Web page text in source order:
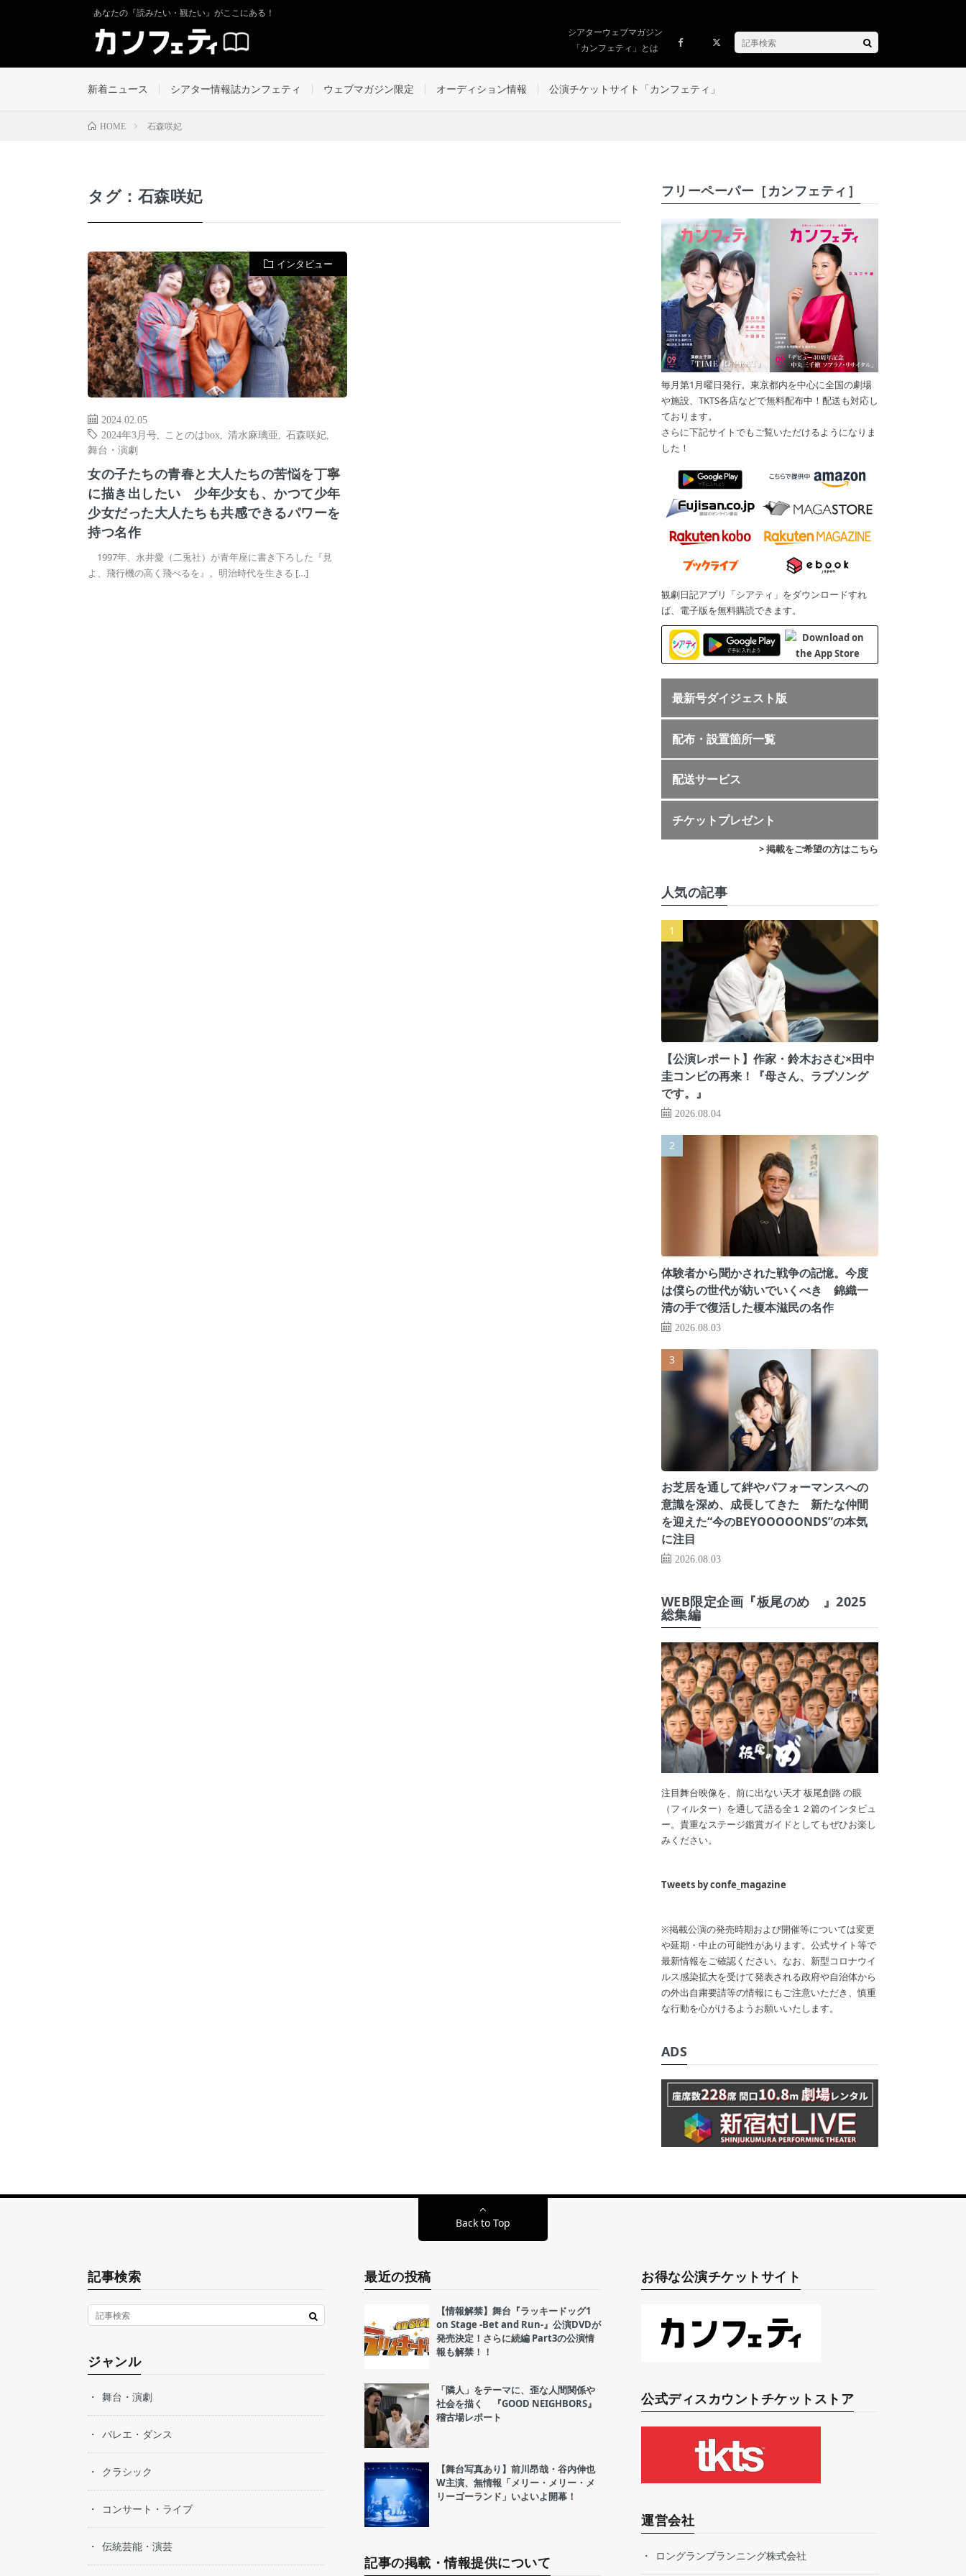
あなたの『読みたい・観たい』がここにある！
シアターウェブマガジン
「カンフェティ」とは
新着ニュース シアター情報誌カンフェティ ウェブマガジン限定 オーディション情報 公演チケットサイト「カンフェティ」
HOME 石森咲妃
タグ：石森咲妃
インタビュー
2024.02.05
2024年3月号
ことのはbox 清水麻璃亜 石森咲妃
舞台・演劇
女の子たちの青春と大人たちの苦悩を丁寧
に描き出したい 少年少女も、かつて少年
少女だった大人たちも共感できるパワーを
持つ名作
1997年、永井愛（二兎社）が青年座に書き下ろした『見
よ、飛行機の高く飛べるを』。明治時代を生きる […]
フリーペーパー［カンフェティ］
毎月第1月曜日発行。東京都内を中心に全国の劇場
や施設、TKTS各店などで無料配布中！配送も対応し
ております。
さらに下記サイトでもご覧いただけるようになりま
した！
観劇日記アプリ「シアティ」をダウンロードすれ
ば、電子版を無料購読できます。
最新号ダイジェスト版
配布・設置箇所一覧
配送サービス
チケットプレゼント
> 掲載をご希望の方はこちら
人気の記事
【公演レポート】作家・鈴木おさむ×田中
圭コンビの再来！『母さん、ラブソング
です。』
2026.08.04
体験者から聞かされた戦争の記憶。今度
は僕らの世代が紡いでいくべき 錦織一
清の手で復活した榎本滋民の名作
2026.08.03
お芝居を通して絆やパフォーマンスへの
意識を深め、成長してきた 新たな仲間
を迎えた“今のBEYOOOOONDS”の本気
に注目
2026.08.03
WEB限定企画『板尾のめ゙』2025
総集編
注目舞台映像を、前に出ない天才 板尾創路 の眼
（フィルター）を通して語る全１２篇のインタビュ
ー。貴重なステージ鑑賞ガイドとしてもぜひお楽し
みください。
Tweets by confe_magazine
※掲載公演の発売時期および開催等については変更
や延期・中止の可能性があります。公式サイト等で
最新情報をご確認ください。なお、新型コロナウイ
ルス感染拡大を受けて発表される政府や自治体から
の外出自粛要請等の情報にもご注意いただき、慎重
な行動を心がけるようお願いいたします。
ADS
Back to Top
記事検索
ジャンル
舞台・演劇
バレエ・ダンス
クラシック
コンサート・ライブ
伝統芸能・演芸
最近の投稿
【情報解禁】舞台『ラッキードッグ1
on Stage -Bet and Run-』公演DVDが
発売決定！さらに続編 Part3の公演情
報も解禁！！
「隣人」をテーマに、歪な人間関係や
社会を描く 『GOOD NEIGHBORS』
稽古場レポート
【舞台写真あり】前川昂哉・谷内伸也
W主演、無情報「メリー・メリー・メ
リーゴーランド」いよいよ開幕！
記事の掲載・情報提供について
お得な公演チケットサイト
公式ディスカウントチケットストア
運営会社
ロングランプランニング株式会社